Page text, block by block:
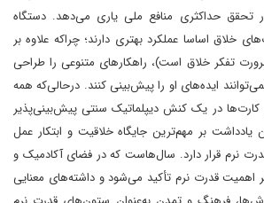
در تحقق حداکثری منافع ملی یاری می‌دهد. دستگاه
خلاق اساسا عملکرد بهتری دارند؛ چراکه علاوه بر
تفکر خلاق است)، راهکارهای متنوعی را طراحی
ایده‌های او را پیش‌بینی کنند. درحالی‌که همه
کارت‌ها در یک کنش دیپلماتیک سنتی پیش‌بینی‌پذیر
بر مهم‌ترین جایگاه خلاقیت و ابتکار عمل
نرم قرار دارد. سال‌هاست که در فضای آکادمیک و
اهمیت قدرت نرم تأکید می‌شود و داشته‌های معنایی